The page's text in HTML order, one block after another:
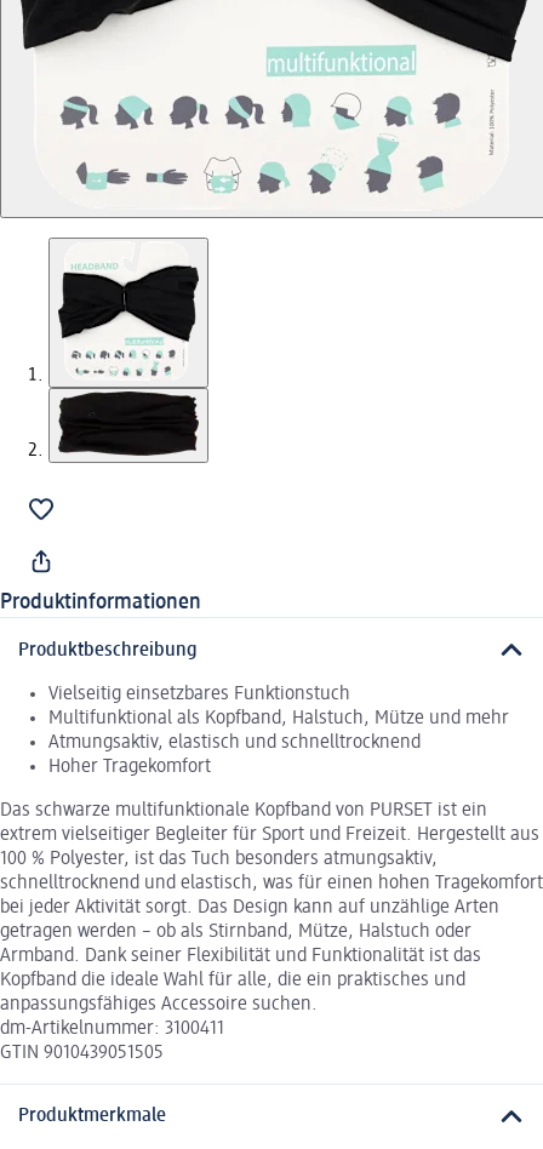
Produktinformationen
Produktbeschreibung
Vielseitig einsetzbares Funktionstuch
Multifunktional als Kopfband, Halstuch, Mütze und mehr
Atmungsaktiv, elastisch und schnelltrocknend
Hoher Tragekomfort
Das schwarze multifunktionale Kopfband von PURSET ist ein
extrem vielseitiger Begleiter für Sport und Freizeit. Hergestellt aus
100 % Polyester, ist das Tuch besonders atmungsaktiv,
schnelltrocknend und elastisch, was für einen hohen Tragekomfort
bei jeder Aktivität sorgt. Das Design kann auf unzählige Arten
getragen werden – ob als Stirnband, Mütze, Halstuch oder
Armband. Dank seiner Flexibilität und Funktionalität ist das
Kopfband die ideale Wahl für alle, die ein praktisches und
anpassungsfähiges Accessoire suchen.
dm-Artikelnummer: 3100411
GTIN 9010439051505
Produktmerkmale